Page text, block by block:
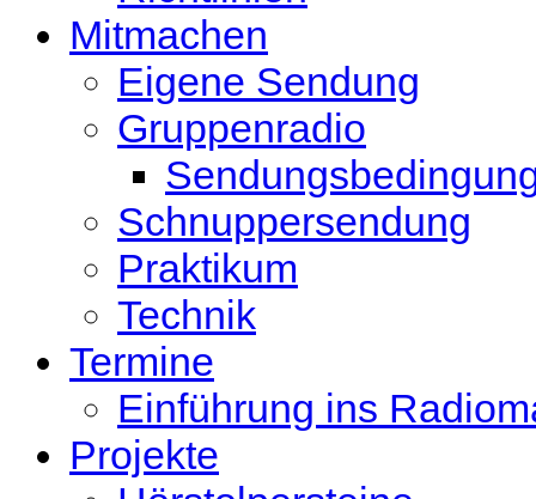
Mitmachen
Eigene Sendung
Gruppenradio
Schnuppersendung
Praktikum
Technik
Termine
Einführung ins
Projekte